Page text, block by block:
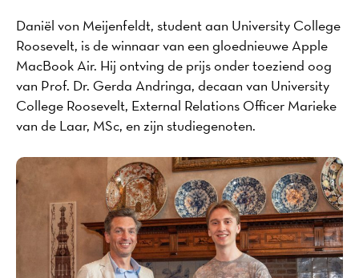
Daniël von Meijenfeldt, student aan University College
Roosevelt, is de winnaar van een gloednieuwe Apple
MacBook Air. Hij ontving de prijs onder toeziend oog
van Prof. Dr. Gerda Andringa, decaan van University
College Roosevelt, External Relations Officer Marieke
van de Laar, MSc, en zijn studiegenoten.